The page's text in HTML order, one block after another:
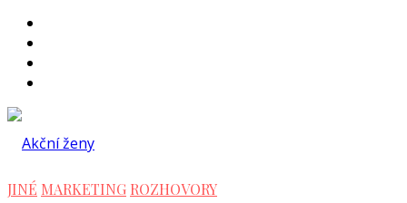
JINÉ MARKETING ROZHOVORY